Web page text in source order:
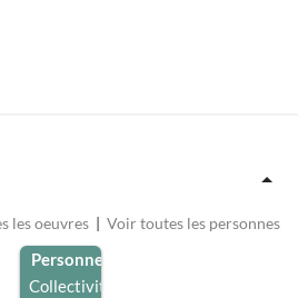
les oeuvres | Voir toutes les personnes
Personne
Collectivité